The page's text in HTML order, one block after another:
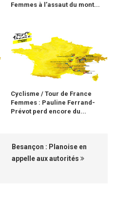
Femmes à l’assaut du mont...
Cyclisme / Tour de France
Femmes : Pauline Ferrand-
Prévot perd encore du...
Besançon : Planoise en
appelle aux autorités